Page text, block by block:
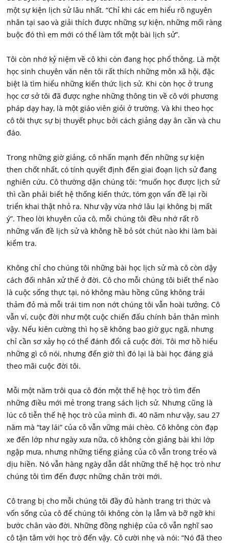
một sự kiện lịch sử lâu nhất. “Chỉ khi các em hiểu rõ nguyên
nhân tại sao và giải thích được những sự kiện, những mối ràng
buộc đó thì em mới có thể làm tốt một bài lịch sử”.
Tôi còn nhớ kỷ niệm về cô khi còn đang học phổ thông. Là một
học sinh chuyên văn nên tôi rất thích những môn xã hội, đặc
biệt là tìm hiểu những kiến thức lịch sử. Khi còn học ở trung
học cơ sở tôi đã được nghe những thông tin về cô với phương
pháp dạy hay, là một giáo viên giỏi ở trường. Và khi theo học
cô tôi thực sự bị thuyết phục bởi cách giảng dạy ân cần và chu
đáo.
Trong những giờ giảng, cô nhấn mạnh đến những sự kiện
then chốt nhất, có tính quyết định đến giai đoạn lịch sử đang
nghiên cứu. Cô thường dặn chúng tôi: “muốn học được lịch sử
thì cần phải biết hệ thống kiến thức, tóm gọn vấn đề lại rồi
triển khai thật nhỏ ra. Như vậy vừa nhớ lâu lại không bị mất
ý”. Theo lời khuyên của cô, mỗi chúng tôi đều nhớ rất rõ
những vấn đề lịch sử và không hề bỏ sót chút nào khi làm bài
kiểm tra.
Không chỉ cho chúng tôi những bài học lịch sử mà cô còn dậy
cách đối nhân xử thế ở đời. Cô cho mỗi chúng tôi biết thế nào
là cuộc sống thực tại, nó không màu hồng cũng không trải
thảm đỏ mà mỗi trái tim non nớt chúng tôi vẫn hoài tưởng. Cô
vẫn ví, cuộc đời như một cuộc chiến đấu chính bản thân mình
vậy. Nếu kiên cường thì họ sẽ không bao giờ gục ngã, nhưng
chỉ cần sơ xảy họ có thể đánh đổi cả cuộc đời. Tôi mơ hồ hiểu
những gì cô nói, nhưng đến giờ thì đó lại là bài học đáng giá
theo mãi cuộc đời tôi.
Mỗi một năm trôi qua cô đón một thế hệ học trò tìm đến
những điều mới mẻ trong trang sách lịch sử. Nhưng cũng là
lúc cô tiễn thế hệ học trò của mình đi. 40 năm như vậy, sau 27
năm mà “tay lái” của cô vẫn vững mái chèo. Cô không còn đạp
xe đến lớp như ngày xưa nữa, cô không còn giảng bài khi lớp
ngập mưa, nhưng những tiếng giảng của cô vẫn trong trẻo và
dịu hiền. Nó vẫn hàng ngày dẫn dắt những thế hệ học trò như
chúng tôi tìm đến được những chân trời mới.
Cô trang bị cho mỗi chúng tôi đầy đủ hành trang tri thức và
vốn sống của cô để chúng tôi không còn lạ lẫm và bỡ ngỡ khi
bước chân vào đời. Những đồng nghiệp của cô vẫn nghĩ sao
cô tận tâm với học trò đến vậy. Cô cười nhẹ và nói: “Nó đã theo